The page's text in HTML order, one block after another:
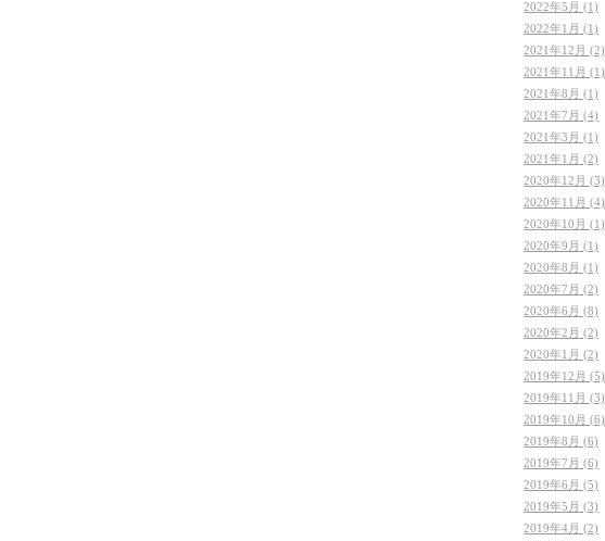
2022年5月 (1)
2022年1月 (1)
2021年12月 (2)
2021年11月 (1)
2021年8月 (1)
2021年7月 (4)
2021年3月 (1)
2021年1月 (2)
2020年12月 (3)
2020年11月 (4)
2020年10月 (1)
2020年9月 (1)
2020年8月 (1)
2020年7月 (2)
2020年6月 (8)
2020年2月 (2)
2020年1月 (2)
2019年12月 (5)
2019年11月 (3)
2019年10月 (6)
2019年8月 (6)
2019年7月 (6)
2019年6月 (5)
2019年5月 (3)
2019年4月 (2)